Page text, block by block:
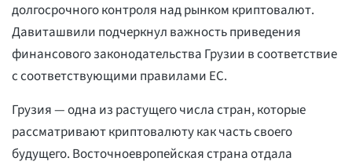
долгосрочного контроля над рынком криптовалют.
Давиташвили подчеркнул важность приведения
финансового законодательства Грузии в соответствие
с соответствующими правилами ЕС.
Грузия — одна из растущего числа стран, которые
рассматривают криптовалюту как часть своего
будущего. Восточноевропейская страна отдала